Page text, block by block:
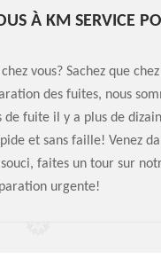
À KM SERVICE
vous? Sachez que
des fuites, nous
fuite il y a plus de
et sans faille! Venez
faites un tour sur
urgente!